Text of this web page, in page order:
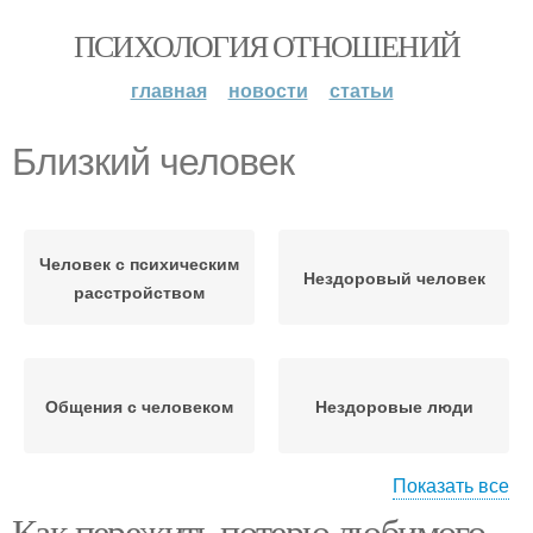
ПСИХОЛОГИЯ ОТНОШЕНИЙ
главная новости статьи
Близкий человек
Человек с психическим
расстройством
Нездоровый человек
Общения с человеком Нездоровые люди
Поддержка для
Показать все